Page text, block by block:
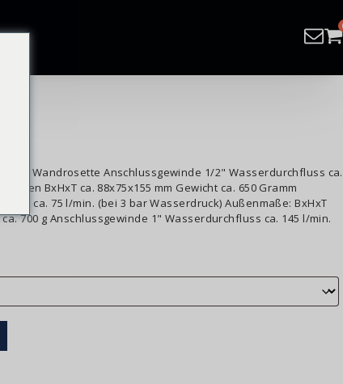
und Wandrosette Anschlussgewinde 1/2" Wasserdurchfluss ca.
außen BxHxT ca. 88x75x155 mm Gewicht ca. 650 Gramm
ca. 75 l/min. (bei 3 bar Wasserdruck) Außenmaße: BxHxT
ca. 700 g Anschlussgewinde 1" Wasserdurchfluss ca. 145 l/min.